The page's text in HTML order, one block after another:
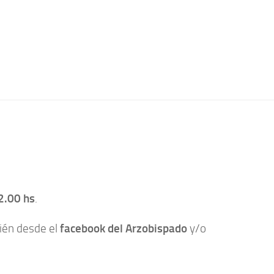
hs.
desde el facebook del Arzobispadoy/o